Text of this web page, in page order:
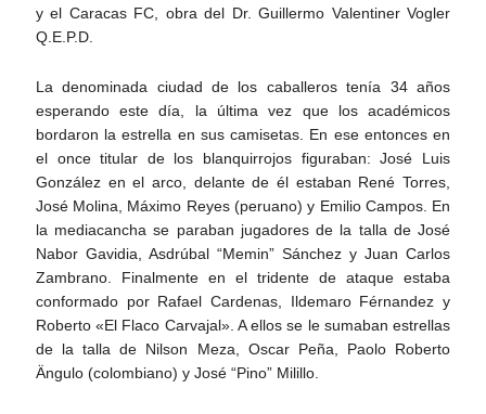
y el Caracas FC, obra del Dr. Guillermo Valentiner Vogler
Q.E.P.D.
La denominada ciudad de los caballeros tenía 34 años
esperando este día, la última vez que los académicos
bordaron la estrella en sus camisetas. En ese entonces en
el once titular de los blanquirrojos figuraban: José Luis
González en el arco, delante de él estaban René Torres,
José Molina, Máximo Reyes (peruano) y Emilio Campos. En
la mediacancha se paraban jugadores de la talla de José
Nabor Gavidia, Asdrúbal “Memin” Sánchez y Juan Carlos
Zambrano. Finalmente en el tridente de ataque estaba
conformado por Rafael Cardenas, Ildemaro Férnandez y
Roberto «El Flaco Carvajal». A ellos se le sumaban estrellas
de la talla de Nilson Meza, Oscar Peña, Paolo Roberto
Ängulo (colombiano) y José “Pino” Milillo.